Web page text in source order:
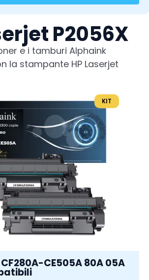
P2056X
e i tamburi Alphaink
la stampante HP Laserjet
KIT
CF280A-CE505A 80A 05A